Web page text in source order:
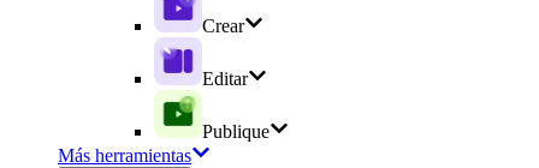
Crear
Editar
Publique
Más herramientas